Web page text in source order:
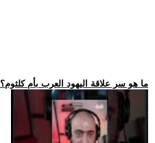
.. ما هو سر علاقة اليهود العرب بأم كلثوم؟